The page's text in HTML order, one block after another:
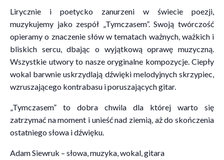
Lirycznie i poetycko zanurzeni w świecie poezji,
muzykujemy jako zespół „Tymczasem”. Swoją twórczość
opieramy o znaczenie słów w tematach ważnych, ważkich i
bliskich sercu, dbając o wyjątkową oprawę muzyczną.
Wszystkie utwory to nasze oryginalne kompozycje. Ciepły
wokal barwnie uskrzydlają dźwięki melodyjnych skrzypiec,
wzruszającego kontrabasu i poruszających gitar.
„Tymczasem” to dobra chwila dla której warto się
zatrzymać na moment i unieść nad ziemią, aż do skończenia
ostatniego słowa i dźwięku.
Adam Siewruk – słowa, muzyka, wokal, gitara